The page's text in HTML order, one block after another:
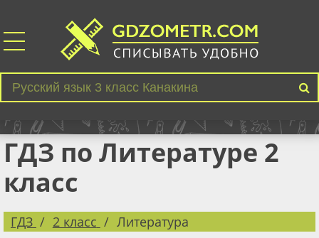
ГДЗ по Литературе 2
класс
ГДЗ 2 класс Литература